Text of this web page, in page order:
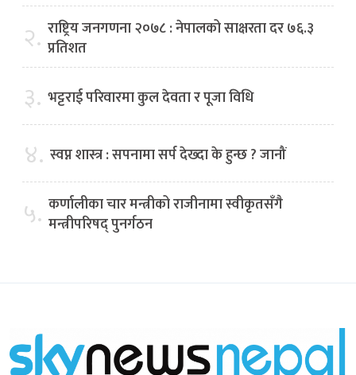
२. राष्ट्रिय जनगणना २०७८ : नेपालको साक्षरता दर ७६.३
प्रतिशत
३. भट्टराई परिवारमा कुल देवता र पूजा विधि
४. स्वप्न शास्त्र : सपनामा सर्प देख्दा के हुन्छ ? जानौं
५. कर्णालीका चार मन्त्रीको राजीनामा स्वीकृतसँगै
मन्त्रीपरिषद् पुनर्गठन